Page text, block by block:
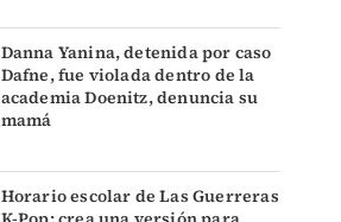
Danna Yanina, detenida por caso
Dafne, fue violada dentro de la
academia Doenitz, denuncia su
mamá
Horario escolar de Las Guerreras